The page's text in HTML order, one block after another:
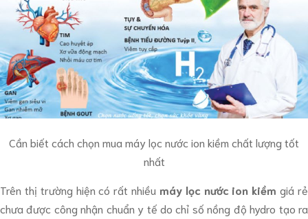
Cần biết cách chọn mua máy lọc nước ion kiềm chất lượng tốt
nhất
Trên thị trường hiện có rất nhiều máy lọc nước ion kiềmgiá rẻ
chưa được công nhận chuẩn y tế do chỉ số nồng độ hydro tạo ra